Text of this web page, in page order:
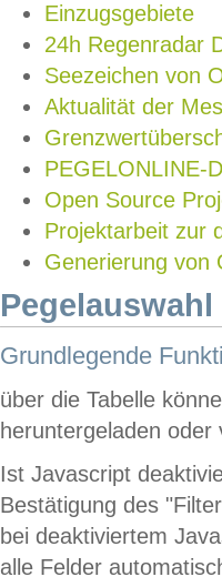
Einzugsgebiete
24h Regenradar
Seezeichen von
Aktualität der
PEGELONLINE-
Open Source
Projektarbeit zur
Generierung von
Grundlegende
über die Tabelle
heruntergeladen oder
Ist Javascript
Bestätigung des
bei deaktiviertem
alle Felder